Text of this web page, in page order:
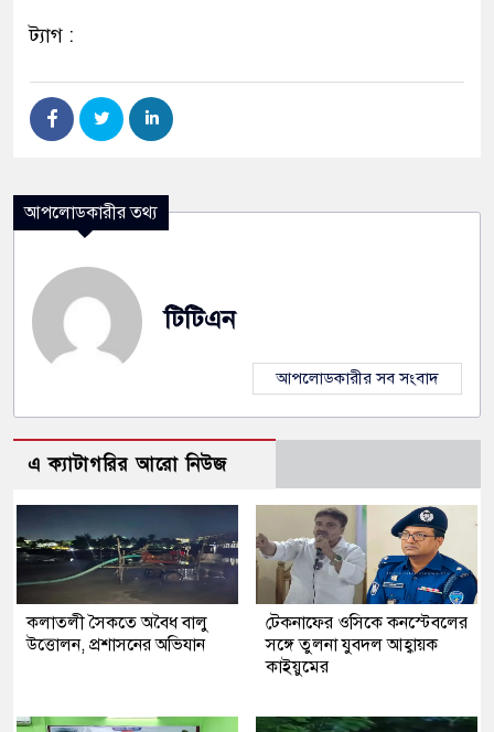
ট্যাগ :
আপলোডকারীর তথ্য
টিটিএন
আপলোডকারীর সব সংবাদ
এ ক্যাটাগরির আরো নিউজ
কলাতলী সৈকতে অবৈধ বালু
উত্তোলন, প্রশাসনের অভিযান
টেকনাফের ওসিকে কনস্টেবলের
সঙ্গে তুলনা যুবদল আহ্বায়ক
কাইয়ুমের